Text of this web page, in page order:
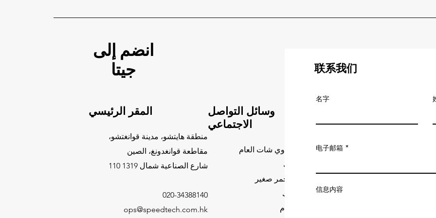
المقر الرئيسي
منطقة هايتشو، مدينة قوانغتشو،
مقاطعة قوانغدونغ، الصين
110 شارع الصناعية شمال 1319
020-34388140
ops@speedtech.com.hk
وسائل التواصل
الاجتماعي
حساب وي شات العام
تيك توك
كتاب أحمر صغير
فيسبوك
انستغرام
联系我们
名字
电子邮箱
信息内容
انضم إلى
جيتا